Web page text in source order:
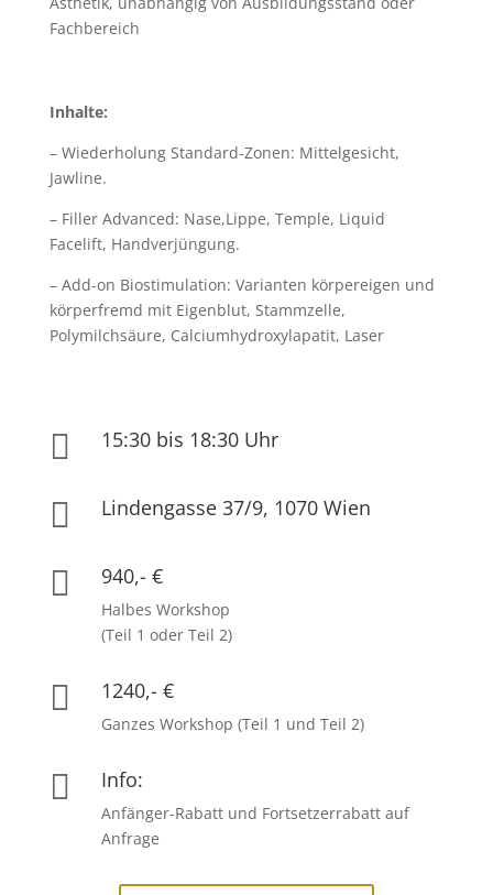
Fachbereich
Inhalte:
– Wiederholung Standard-Zonen: Mittelgesicht,
Jawline.
– Filler Advanced: Nase,Lippe, Temple, Liquid
Facelift, Handverjüngung.
– Add-on Biostimulation: Varianten körpereigen und
körperfremd mit Eigenblut, Stammzelle,
Polymilchsäure, Calciumhydroxylapatit, Laser
 15:30 bis 18:30 Uhr
 Lindengasse 37/9, 1070 Wien
 940,- €
Halbes Workshop
(Teil 1 oder Teil 2)
 1240,- €
Ganzes Workshop (Teil 1 und Teil 2)
 Info:
Anfänger-Rabatt und Fortsetzerrabatt auf
Anfrage